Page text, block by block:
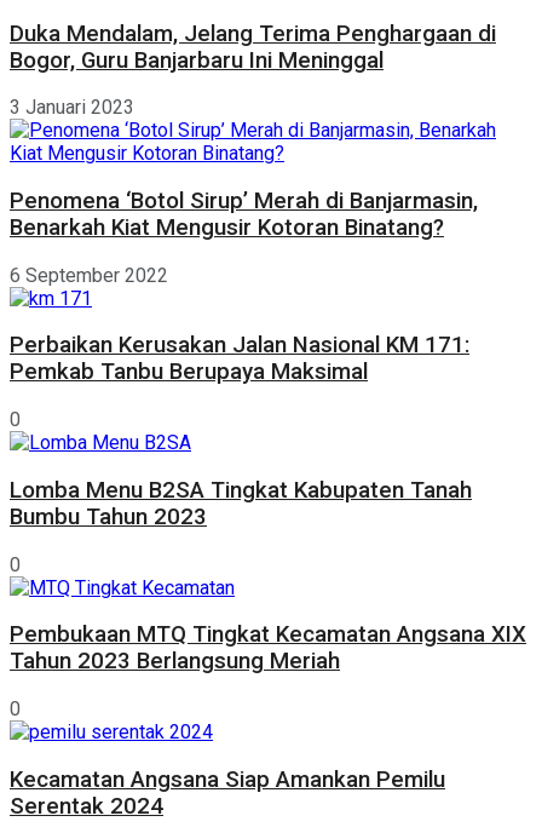
Duka Mendalam, Jelang Terima Penghargaan di
Bogor, Guru Banjarbaru Ini Meninggal
3 Januari 2023
Penomena ‘Botol Sirup’ Merah di Banjarmasin,
Benarkah Kiat Mengusir Kotoran Binatang?
6 September 2022
Perbaikan Kerusakan Jalan Nasional KM 171:
Pemkab Tanbu Berupaya Maksimal
0
Lomba Menu B2SA Tingkat Kabupaten Tanah
Bumbu Tahun 2023
0
Pembukaan MTQ Tingkat Kecamatan Angsana XIX
Tahun 2023 Berlangsung Meriah
0
Kecamatan Angsana Siap Amankan Pemilu
Serentak 2024